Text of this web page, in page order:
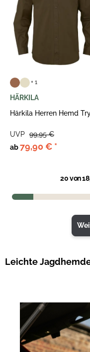
+ 1
HÄRKILA
Härkila Herren Hemd
ab79,90 € *
UVP 99,95 €
20von
Leichte